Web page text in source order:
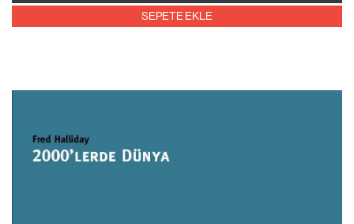
SEPETE EKLE